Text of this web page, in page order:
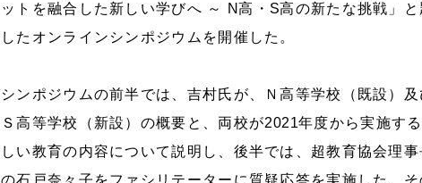
ットを融合した新しい学びへ ～
N高・ S高の新たな挑戦」と
したオンラインシンポジウムを開催した。
シンポジウムの前半では、吉村氏が、Ｎ高等学校（既設）
Ｓ高等学校（新設）の概要と、両校が2021年度から実施す
しい教育の内容について説明し、後半では、超教育協会理
の石戸奈々子をファシリテーターに質疑応答を実施した。そ